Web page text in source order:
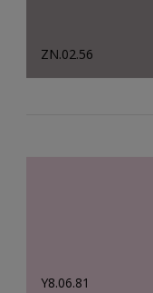
ZN.02.56
Y8.06.81